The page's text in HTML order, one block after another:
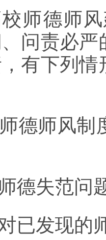
德师风
问责必
有下列
师风制度
失范问
发现的师